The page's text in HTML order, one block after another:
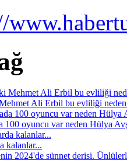
Ali Erbil bu evliliği neden
oyuncu var neden Hülya
kalanlar...